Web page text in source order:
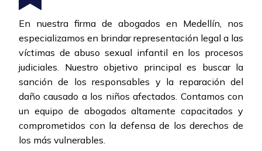
En nuestra firma de abogados en Medellín, nos
especializamos en brindar representación legal a las
víctimas de abuso sexual infantil en los procesos
judiciales. Nuestro objetivo principal es buscar la
sanción de los responsables y la reparación del
daño causado a los niños afectados. Contamos con
un equipo de abogados altamente capacitados y
comprometidos con la defensa de los derechos de
los más vulnerables.